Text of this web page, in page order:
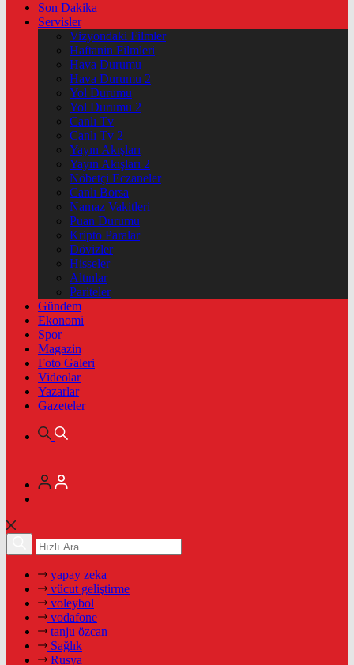
Son Dakika
Servisler
Vizyondaki Filmler
Haftanin Filmleri
Hava Durumu
Hava Durumu 2
Yol Durumu
Yol Durumu 2
Canlı Tv
Canlı Tv 2
Yayın Akışları
Yayın Akışları 2
Nöbetçi Eczaneler
Canlı Borsa
Namaz Vakitleri
Puan Durumu
Kripto Paralar
Dövizler
Hisseler
Altınlar
Pariteler
Gündem
Ekonomi
Spor
Magazin
Foto Galeri
Videolar
Yazarlar
Gazeteler
yapay zeka
vücut geliştirme
voleybol
vodafone
tanju özcan
Sağlık
Rusya